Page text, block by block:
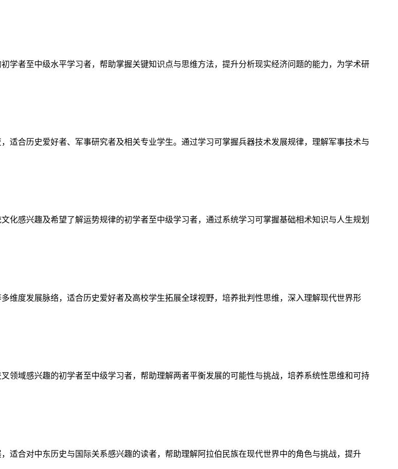
学者至中级水平学习者，帮助掌握关键知识点与思维方法，提升分析现实经济问题的能力，为学术研
适合历史爱好者、军事研究者及相关专业学生。通过学习可掌握兵器技术发展规律，理解军事技术与
化感兴趣及希望了解运势规律的初学者至中级学习者，通过系统学习可掌握基础相术知识与人生规划
维度发展脉络，适合历史爱好者及高校学生拓展全球视野，培养批判性思维，深入理解现代世界形
领域感兴趣的初学者至中级学习者，帮助理解两者平衡发展的可能性与挑战，培养系统性思维和可持
适合对中东历史与国际关系感兴趣的读者，帮助理解阿拉伯民族在现代世界中的角色与挑战，提升